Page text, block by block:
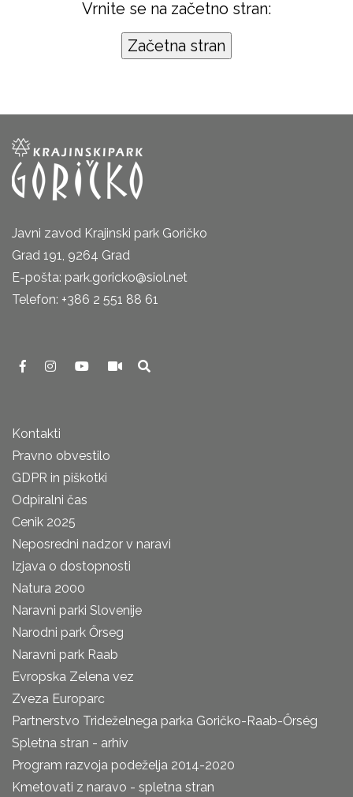
Vrnite se na začetno stran:
Javni zavod Krajinski park Goričko
Grad 191, 9264 Grad
E-pošta: park.goricko@siol.net
Telefon: +386 2 551 88 61
Kontakti
Pravno obvestilo
GDPR in piškotki
Odpiralni čas
Cenik 2025
Neposredni nadzor v naravi
Izjava o dostopnosti
Natura 2000
Naravni parki Slovenije
Narodni park Őrseg
Naravni park Raab
Evropska Zelena vez
Zveza Europarc
Partnerstvo Trideželnega parka Goričko-Raab-Őrség
Spletna stran - arhiv
Program razvoja podeželja 2014-2020
Kmetovati z naravo - spletna stran